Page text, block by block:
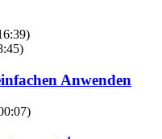
Anwenden